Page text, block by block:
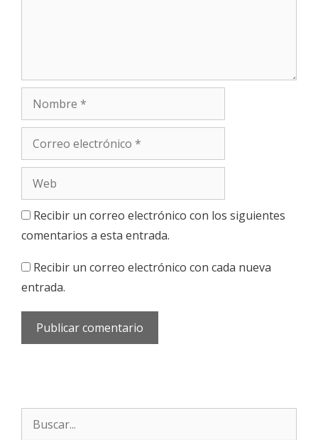
electrónico
Recibir un correo electrónico con los siguientes
comentarios a esta entrada.
Recibir un correo electrónico con cada nueva
entrada.
Buscar: